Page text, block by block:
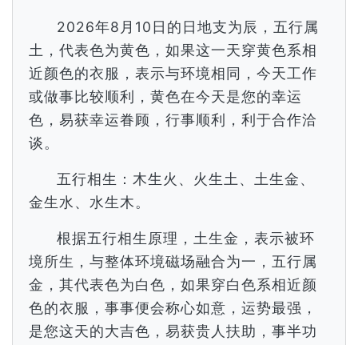
2026年8月10日的日地支为辰，五行属
土，代表色为黄色，如果这一天穿黄色系相
近颜色的衣服，表示与环境相同，今天工作
或做事比较顺利，黄色在今天是您的幸运
色，易获幸运眷顾，行事顺利，利于合作洽
谈。
五行相生：木生火、火生土、土生金、
金生水、水生木。
根据五行相生原理，土生金，表示被环
境所生，与整体环境磁场融合为一，五行属
金，其代表色为白色，如果穿白色系相近颜
色的衣服，事事便会称心如意，运势最强，
是您这天的大吉色，易获贵人扶助，事半功